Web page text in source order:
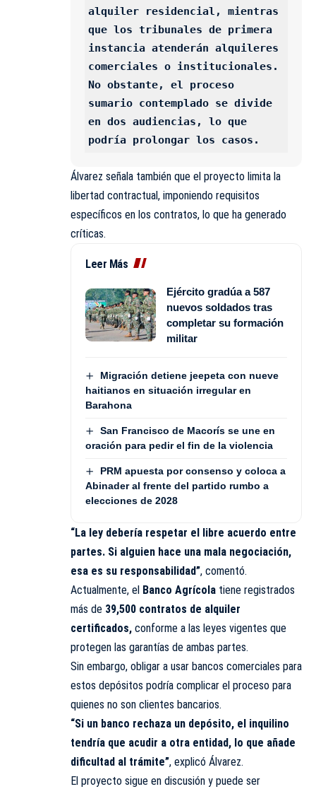
alquiler residencial, mientras
que los tribunales de primera
instancia atenderán alquileres
comerciales o institucionales.
No obstante, el proceso
sumario contemplado se divide
en dos audiencias, lo que
podría prolongar los casos.
Álvarez señala también que el proyecto limita la
libertad contractual, imponiendo requisitos
específicos en los contratos, lo que ha generado
críticas.
Leer Más
Ejército gradúa a 587
nuevos soldados tras
completar su formación
militar
Migración detiene jeepeta con nueve
haitianos en situación irregular en
Barahona
San Francisco de Macorís se une en
oración para pedir el fin de la violencia
PRM apuesta por consenso y coloca a
Abinader al frente del partido rumbo a
elecciones de 2028
“La ley debería respetar el libre acuerdo entre
partes. Si alguien hace una mala negociación,
esa es su responsabilidad”, comentó.
Actualmente, el Banco Agrícola tiene registrados
más de 39,500 contratos de alquiler
certificados, conforme a las leyes vigentes que
protegen las garantías de ambas partes.
Sin embargo, obligar a usar bancos comerciales para
estos depósitos podría complicar el proceso para
quienes no son clientes bancarios.
“Si un banco rechaza un depósito, el inquilino
tendría que acudir a otra entidad, lo que añade
dificultad al trámite”, explicó Álvarez.
El proyecto sigue en discusión y puede ser